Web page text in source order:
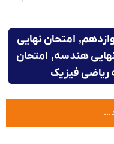
, امتحان نهایی
هندسه, امتحان
ریاضی فیزیک